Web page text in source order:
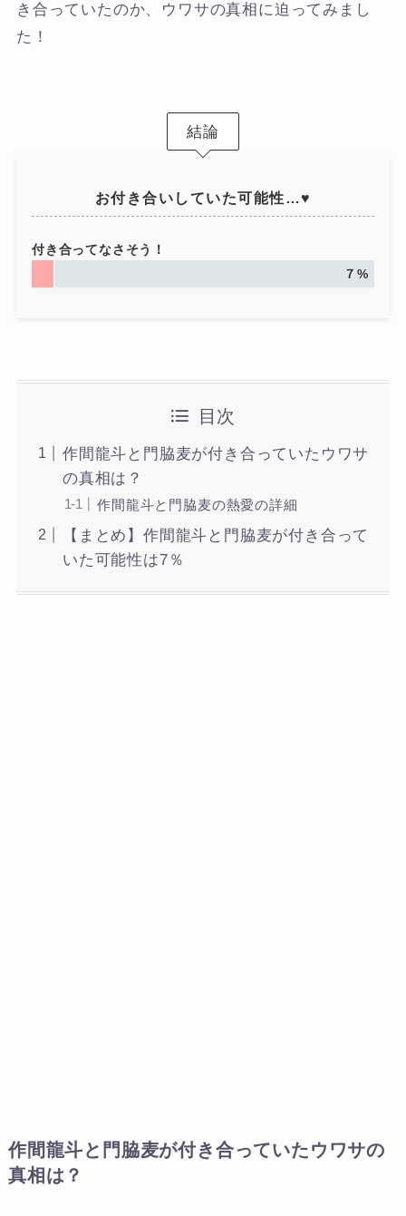
き合っていたのか、ウワサの真相に迫ってみまし
た！
結論
お付き合いしていた可能性…♥
付き合ってなさそう！
７%
目次
作間龍斗と門脇麦が付き合っていたウワサ
の真相は？
作間龍斗と門脇麦の熱愛の詳細
【まとめ】作間龍斗と門脇麦が付き合って
いた可能性は7％
作間龍斗と門脇麦が付き合っていたウワサの
真相は？